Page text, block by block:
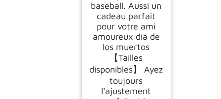
baseball. Aussi un
cadeau parfait
pour votre ami
amoureux dia de
los muertos
【Tailles
disponibles】 Ayez
toujours
l'ajustement